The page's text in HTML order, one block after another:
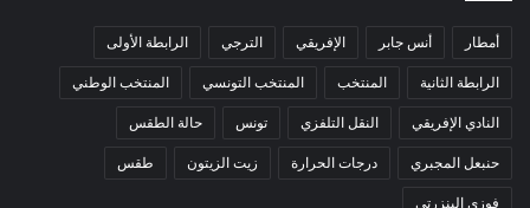
أمطار أنس جابر الإفريقي الترجي الرابطة الأولى
الرابطة الثانية المنتخب المنتخب التونسي المنتخب الوطني
النادي الإفريقي النقل التلفزي تونس حالة الطقس
حنبعل المجبري درجات الحرارة زيت الزيتون طقس
فوزي البنزرتي